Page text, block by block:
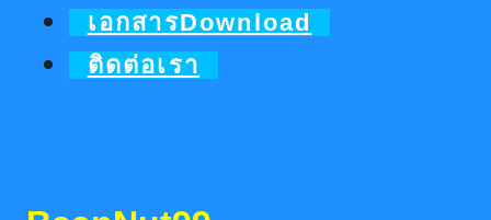
เอกสารDownload
ติดต่อเรา